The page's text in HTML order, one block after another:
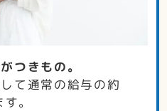
つきもの。
て通常の給与の約
。